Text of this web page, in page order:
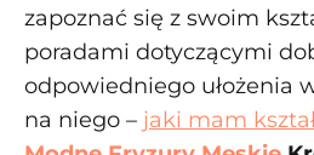
zapoznać się z swoim
poradami dotyczącymi
odpowiedniego ułożenia
na niego – jaki mam